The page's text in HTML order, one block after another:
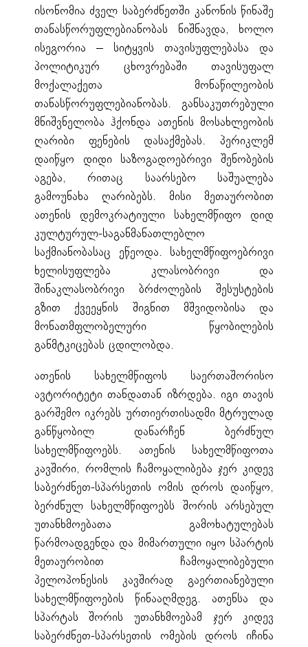
ისონომია ძველ საბერძნეთში კანონის წინაშე
თანასწორუფლებიანობას ნიშნავდა, ხოლო
ისეგორია – სიტყვის თავისუფლებასა და
პოლიტიკურ ცხოვრებაში თავისუფალ
მოქალაქეთა მონაწილეობის
თანასწორუფლებიანობას. განსაკუთრებული
მნიშვნელობა ჰქონდა ათენის მოსახლეობის
ღარიბი ფენების დასაქმებას. პერიკლემ
დაიწყო დიდი საზოგადოებრივი შენობების
აგება, რითაც საარსებო საშუალება
გამოუნახა ღარიბებს. მისი მეთაურობით
ათენის დემოკრატიული სახელმწიფო დიდ
კულტურულ-საგანმანათლებლო
საქმიანობასაც ეწეოდა. სახელმწიფოებრივი
ხელისუფლება კლასობრივი და
შინაკლასობრივი ბრძოლების შესუსტების
გზით ქვეეყნის შიგნით მშვიდობისა და
მონათმფლობელური წყობილების
განმტკიცებას ცდილობდა.
ათენის სახელმწიფოს საერთაშორისო
ავტორიტეტი თანდათან იზრდება. იგი თავის
გარშემო იკრებს ურთიერთისადმი მტრულად
განწყობილ დანარჩენ ბერძნულ
სახელმწიფოებს. ათენის სახელმწიფოთა
კავშირი, რომლის ჩამოყალიბება ჯერ კიდევ
საბერძნეთ-სპარსეთის ომის დროს დაიწყო,
ბერძნულ სახელმწიფოებს შორის არსებულ
უთანხმოებათა გამოხატულებას
წარმოადგენდა და მიმართული იყო სპარტის
მეთაურობით ჩამოყალიბებული
პელოპონესის კავშირად გაერთიანებული
სახელმწიფოების წინააღმდეგ. ათენსა და
სპარტას შორის უთანხმოებამ ჯერ კიდევ
საბერძნეთ-სპარსეთის ომების დროს იჩინა